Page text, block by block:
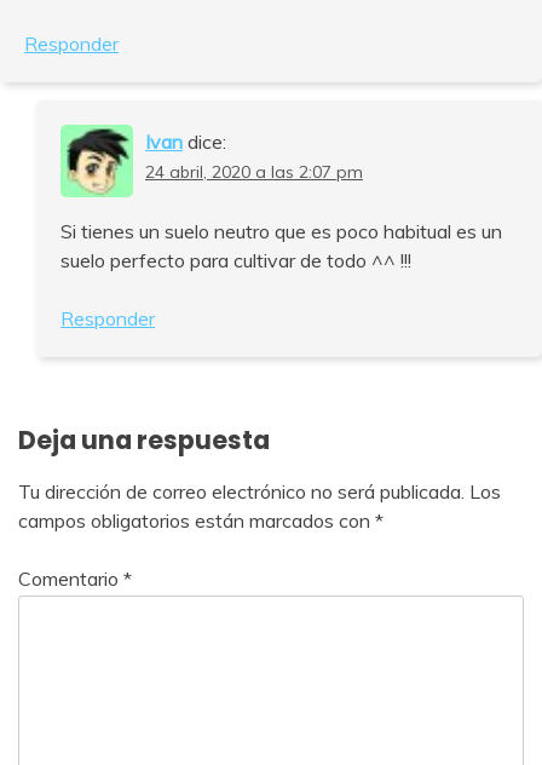
Responder
Ivan dice:
24 abril, 2020 a las 2:07 pm
Si tienes un suelo neutro que es poco habitual es un
suelo perfecto para cultivar de todo ^^ !!!
Responder
Deja una respuesta
Tu dirección de correo electrónico no será publicada. Los
campos obligatorios están marcados con *
Comentario *